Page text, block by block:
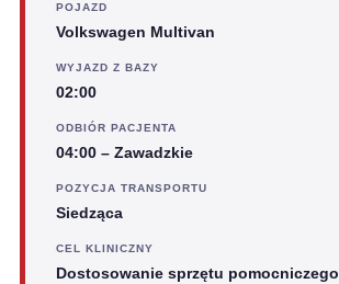
POJAZD
Volkswagen Multivan
WYJAZD Z BAZY
02:00
ODBIÓR PACJENTA
04:00 – Zawadzkie
POZYCJA TRANSPORTU
Siedząca
CEL KLINICZNY
Dostosowanie sprzętu pomocniczego